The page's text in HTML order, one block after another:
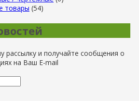
товары (54)
рассылку и получайте сообщения о
на Ваш E-mail